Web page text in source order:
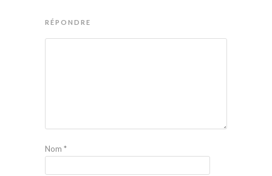
RÉPONDRE
Nom *